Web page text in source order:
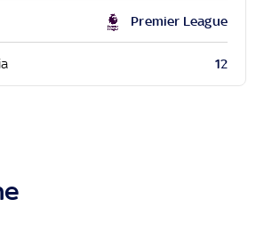
Premier League
12